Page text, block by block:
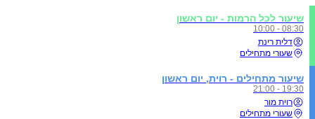
שיעור לכל הרמות - יום ראשון
08:30 - 10:00
דלית רינת
שעורי מתחילים
שיעור מתחילים - רוית, יום ראשון
19:30 - 21:00
רוית מור
שעורי מתחילים